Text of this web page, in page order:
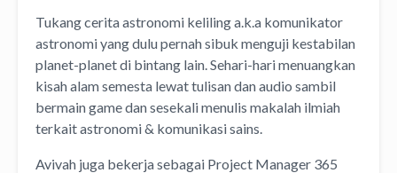
Tukang cerita astronomi kelilinga.k.a komunikator
astronomiyang dulu pernah sibuk menguji kestabilan
planet-planet di bintang lain. Sehari-hari menuangkan
kisah alam semesta lewattulisandanaudio sambil
bermain game dan sesekali menulis makalah ilmiah
terkait astronomi & komunikasi sains.
Avivah juga bekerja sebagai Project Manager 365